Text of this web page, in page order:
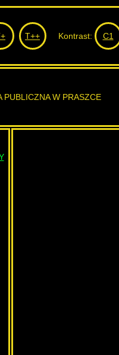
T++ Kontrast: C1
PUBLICZNA W PRASZCE